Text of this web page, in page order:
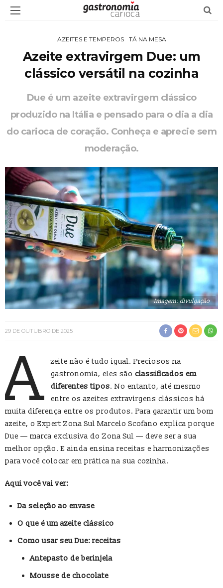
AZEITES E TEMPEROS TÁ NA MESA
Azeite extravirgem Due: um
clássico versátil na cozinha
Due é um azeite extravirgem clássico
produzido na Itália e pensado para o dia a dia
do carioca de coração. Conheça e aprecie sem
moderação.
Imagem: divulgação
29 DE OUTUBRO DE 2025
A
zeite não é tudo igual. Preciosos na
gastronomia, eles são classificados em
diferentes tipos. No entanto, até mesmo
entre os azeites extravirgens clássicos há
muita diferença entre os produtos. Para garantir um bom
azeite, o Expert Zona Sul Marcelo Scofano explica porque
Due — marca exclusiva do Zona Sul — deve ser a sua
melhor opção. E ainda ensina receitas e harmonizações
para você colocar em prática na sua cozinha.
Aqui você vai ver:
Da seleção ao envase
O que é um azeite clássico
Como usar seu Due: receitas
Antepasto de berinjela
Mousse de chocolate